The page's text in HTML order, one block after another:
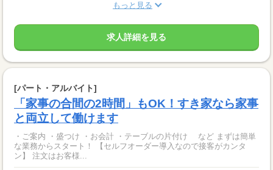
もっと見る
求人詳細を見る
[パート・アルバイト]
「家事の合間の2時間」もOK！すき家なら家事
と両立して働けます
・ご案内 ・盛つけ ・お会計 ・テーブルの片付け など まずは簡単
な業務からスタート！ 【セルフオーダー導入なので接客がカンタ
ン】 注文はお客様...